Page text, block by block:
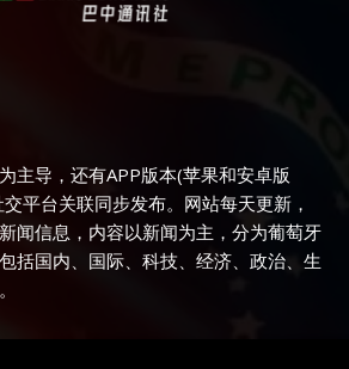
主导，还有APP版本(苹果和安卓版
平台关联同步发布。网站每天更新，
闻信息，内容以新闻为主，分为葡萄牙
括国内、国际、科技、经济、政治、生